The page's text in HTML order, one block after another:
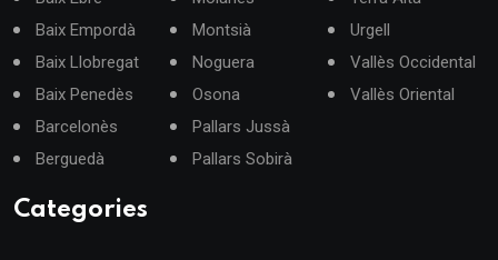
Baix Empordà
Baix Llobregat
Baix Penedès
Barcelonès
Berguedà
Montsià
Noguera
Osona
Pallars Jussà
Pallars Sobirà
Urgell
Vallès Occidental
Vallès Oriental
Categories